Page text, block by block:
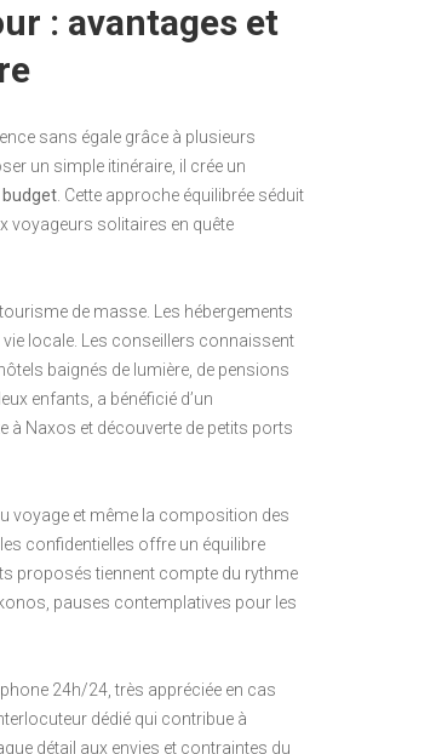
: avantages et
sans égale grâce à plusieurs
un simple itinéraire, il crée un
budget . Cette approche équilibrée séduit
voyageurs solitaires en quête
de masse. Les hébergements
locale. Les conseillers connaissent
baignés de lumière, de pensions
enfants, a bénéficié d’un
à Naxos et découverte de petits ports
voyage et même la composition des
confidentielles offre un équilibre
proposés tiennent compte du rythme
pauses contemplatives pour les
24h/24, très appréciée en cas
dédié qui contribue à
détail aux envies et contraintes du